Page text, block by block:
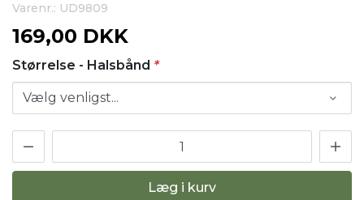
Varenr.: UD9809
169,00 DKK
Størrelse - Halsbånd *
Læg i kurv